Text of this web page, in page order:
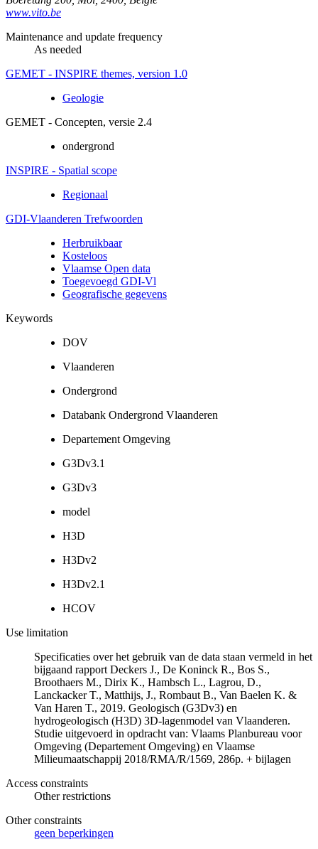
www.vito.be
Maintenance and update frequency
As needed
GEMET - INSPIRE themes, version 1.0
Geologie
GEMET - Concepten, versie 2.4
ondergrond
INSPIRE - Spatial scope
Regionaal
GDI-Vlaanderen Trefwoorden
Herbruikbaar
Kosteloos
Vlaamse Open data
Toegevoegd GDI-Vl
Geografische gegevens
Keywords
DOV
Vlaanderen
Ondergrond
Databank Ondergrond Vlaanderen
Departement Omgeving
G3Dv3.1
G3Dv3
model
H3D
H3Dv2
H3Dv2.1
HCOV
Use limitation
Specificaties over het gebruik van de data staan vermeld in het
bijgaand rapport Deckers J., De Koninck R., Bos S.,
Broothaers M., Dirix K., Hambsch L., Lagrou, D.,
Lanckacker T., Matthijs, J., Rombaut B., Van Baelen K. &
Van Haren T., 2019. Geologisch (G3Dv3) en
hydrogeologisch (H3D) 3D-lagenmodel van Vlaanderen.
Studie uitgevoerd in opdracht van: Vlaams Planbureau voor
Omgeving (Departement Omgeving) en Vlaamse
Milieumaatschappij 2018/RMA/R/1569, 286p. + bijlagen
Access constraints
Other restrictions
Other constraints
geen beperkingen